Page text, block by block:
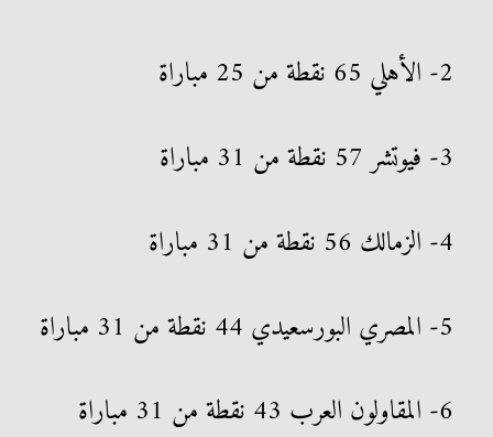
2- الأهلي 65 نقطة من 25 مباراة
3- فيوتشر 57 نقطة من 31 مباراة
4- الزمالك 56 نقطة من 31 مباراة
5- المصري البورسعيدي 44 نقطة من 31 مباراة
6- المقاولون العرب 43 نقطة من 31 مباراة